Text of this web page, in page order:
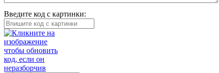
Введите код с картинки: